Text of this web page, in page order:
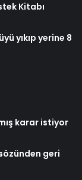
Kitabı
yıkıp yerine 8
karar istiyor
geri